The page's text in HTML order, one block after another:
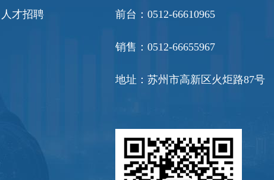
人才招聘 前台：0512-66610965
销售：0512-66655967
地址：苏州市高新区火炬路87号